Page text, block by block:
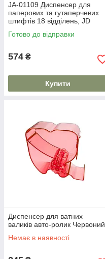
JA-01109 Диспенсер для
паперових та гутаперчевих
штифтів 18 відділень, JD
Готово до відправки
574 ₴
Купити
Диспенсер для ватних
валиків авто-ролик Червоний
Немає в наявності